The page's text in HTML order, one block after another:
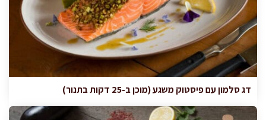
דג סלמון עם פיסטוק משגע (מוכן ב-25 דקות בתנור)